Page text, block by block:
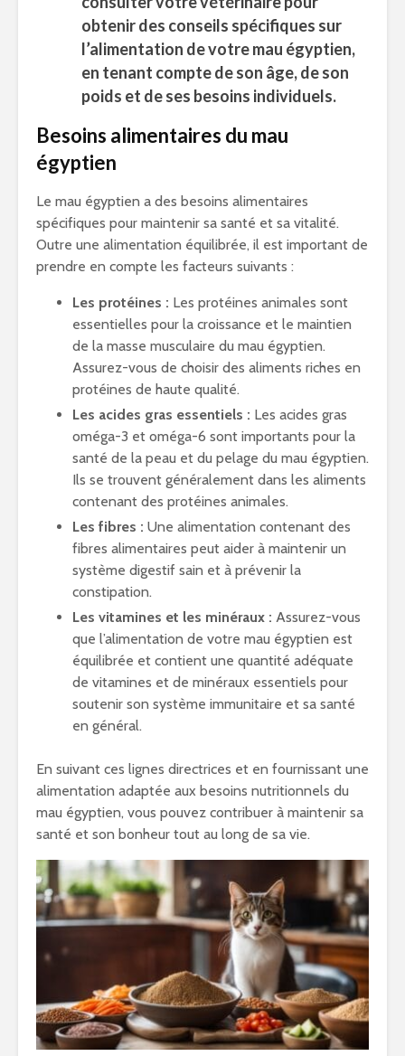
obtenir des conseils spécifiques sur
l’alimentation de votre mau égyptien,
en tenant compte de son âge, de son
poids et de ses besoins individuels.
Besoins alimentaires du mau
égyptien
Le mau égyptien a des besoins alimentaires
spécifiques pour maintenir sa santé et sa vitalité.
Outre une alimentation équilibrée, il est important de
prendre en compte les facteurs suivants :
Les protéines : Les protéines animales sont
essentielles pour la croissance et le maintien
de la masse musculaire du mau égyptien.
Assurez-vous de choisir des aliments riches en
protéines de haute qualité.
Les acides gras essentiels : Les acides gras
oméga-3 et oméga-6 sont importants pour la
santé de la peau et du pelage du mau égyptien.
Ils se trouvent généralement dans les aliments
contenant des protéines animales.
Les fibres : Une alimentation contenant des
fibres alimentaires peut aider à maintenir un
système digestif sain et à prévenir la
constipation.
Les vitamines et les minéraux : Assurez-vous
que l’alimentation de votre mau égyptien est
équilibrée et contient une quantité adéquate
de vitamines et de minéraux essentiels pour
soutenir son système immunitaire et sa santé
en général.
En suivant ces lignes directrices et en fournissant une
alimentation adaptée aux besoins nutritionnels du
mau égyptien, vous pouvez contribuer à maintenir sa
santé et son bonheur tout au long de sa vie.